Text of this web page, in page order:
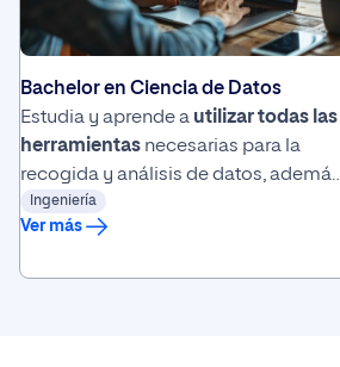
Bachelor en Ciencia de Datos
Estudia y aprende a utilizar todas las
herramientas necesarias para la
recogida y análisis de datos, además
desaber interpretarlos
decisiones en base a ellos.
Ingeniería
Ver más